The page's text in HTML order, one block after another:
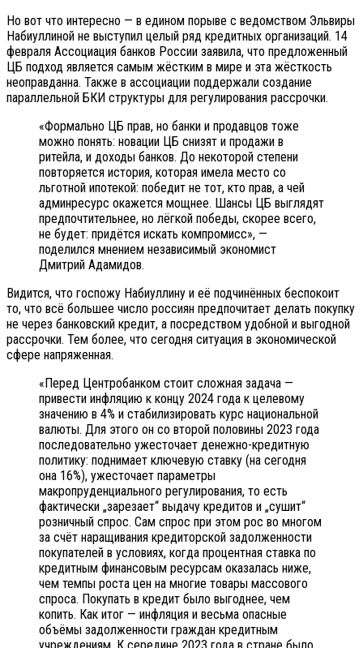
Но вот что интересно — в едином порыве с ведомством Эльвиры
Набиуллиной не выступил целый ряд кредитных организаций. 14
февраля Ассоциация банков России заявила, что предложенный
ЦБ подход является самым жёстким в мире и эта жёсткость
неоправданна. Также в ассоциации поддержали создание
параллельной БКИ структуры для регулирования рассрочки.
«Формально ЦБ прав, но банки и продавцов тоже
можно понять: новации ЦБ снизят и продажи в
ритейла, и доходы банков. До некоторой степени
повторяется история, которая имела место со
льготной ипотекой: победит не тот, кто прав, а чей
админресурс окажется мощнее. Шансы ЦБ выглядят
предпочтительнее, но лёгкой победы, скорее всего,
не будет: придётся искать компромисс», —
поделился мнением независимый экономист
Дмитрий Адамидов.
Видится, что госпожу Набиуллину и её подчинённых беспокоит
то, что всё большее число россиян предпочитает делать покупку
не через банковский кредит, а посредством удобной и выгодной
рассрочки. Тем более, что сегодня ситуация в экономической
сфере напряженная.
«Перед Центробанком стоит сложная задача —
привести инфляцию к концу 2024 года к целевому
значению в 4% и стабилизировать курс национальной
валюты. Для этого он со второй половины 2023 года
последовательно ужесточает денежно-кредитную
политику: поднимает ключевую ставку (на сегодня
она 16%), ужесточает параметры
макропруденциального регулирования, то есть
фактически „зарезает“ выдачу кредитов и „сушит“
розничный спрос. Сам спрос при этом рос во многом
за счёт наращивания кредиторской задолженности
покупателей в условиях, когда процентная ставка по
кредитным финансовым ресурсам оказалась ниже,
чем темпы роста цен на многие товары массового
спроса. Покупать в кредит было выгоднее, чем
копить. Как итог — инфляция и весьма опасные
объёмы задолженности граждан кредитным